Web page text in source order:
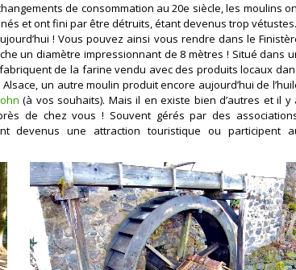
de consommation au 20e siècle, les moulins
et ont fini par être détruits, étant devenus trop vétustes.
! Vous pouvez ainsi vous rendre dans le
un diamètre impressionnant de 8 mètres ! Situé dans
de la farine vendu avec des produits locaux
un autre moulin produit encore aujourd’hui de
(à vos souhaits). Mais il en existe bien d’autres et il y
de chez vous ! Souvent gérés par des
devenus une attraction touristique ou participent